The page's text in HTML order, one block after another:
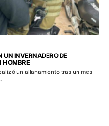
INVERNADERO DE
HOMBRE
un allanamiento tras un mes